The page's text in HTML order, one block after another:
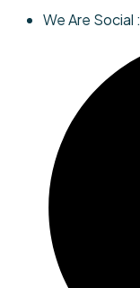
We Are Social :